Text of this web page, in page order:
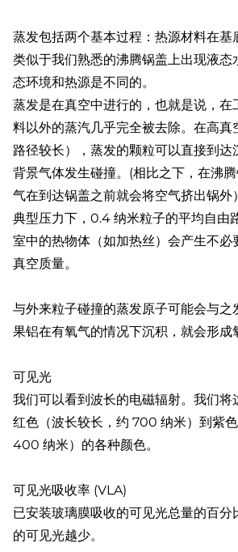
蒸发包括两个基本过程：热源材料在基
类似于我们熟悉的沸腾锅盖上出现液态
态环境和热源是不同的。
蒸发是在真空中进行的，也就是说，在
料以外的蒸汽几乎完全被去除。在高真
路径较长），蒸发的颗粒可以直接到达
背景气体发生碰撞。(相比之下，在沸
气在到达锅盖之前就会将空气挤出锅外
典型压力下，0.4 纳米粒子的平均自由
室中的热物体（如加热丝）会产生不必
真空质量。
与外来粒子碰撞的蒸发原子可能会与之
果铝在有氧气的情况下沉积，就会形成
可见光
我们可以看到波长的电磁辐射。我们将
红色（波长较长，约 700 纳米）到紫
400 纳米）的各种颜色。
可见光吸收率 (VLA)
已安装玻璃膜吸收的可见光总量的百分
的可见光越少。